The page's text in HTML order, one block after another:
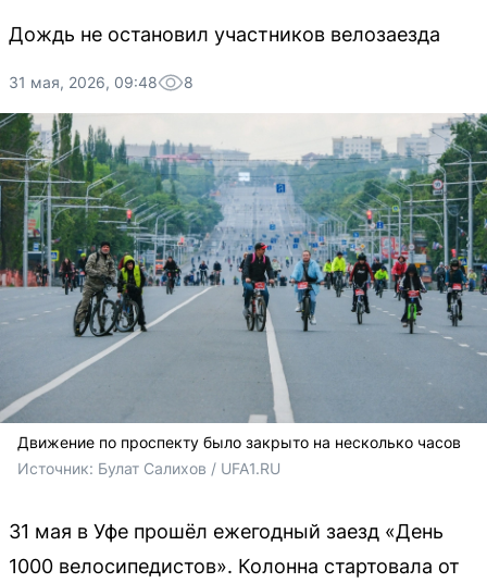
Дождь не остановил участников велозаезда
31 мая, 2026, 09:48 8
Движение по проспекту было закрыто на несколько часов
Источник: Булат Салихов / UFA1.RU
31 мая в Уфе прошёл ежегодный заезд «День
1000 велосипедистов». Колонна стартовала от